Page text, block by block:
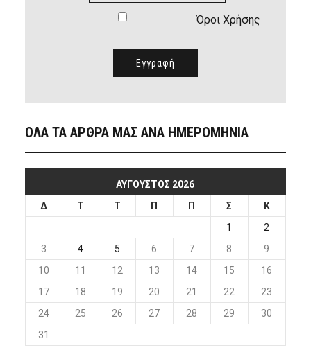
Όροι Χρήσης
ΟΛΑ ΤΑ ΑΡΘΡΑ ΜΑΣ ΑΝΑ ΗΜΕΡΟΜΗΝΙΑ
ΑΎΓΟΥΣΤΟΣ 2026
Δ
Τ Τ Π Π Σ
Κ
1
2
3
4 5 6 7 8
9
10
11 12 13 14 15
16
17
18 19 20 21 22
23
24
25 26 27 28 29
30
31